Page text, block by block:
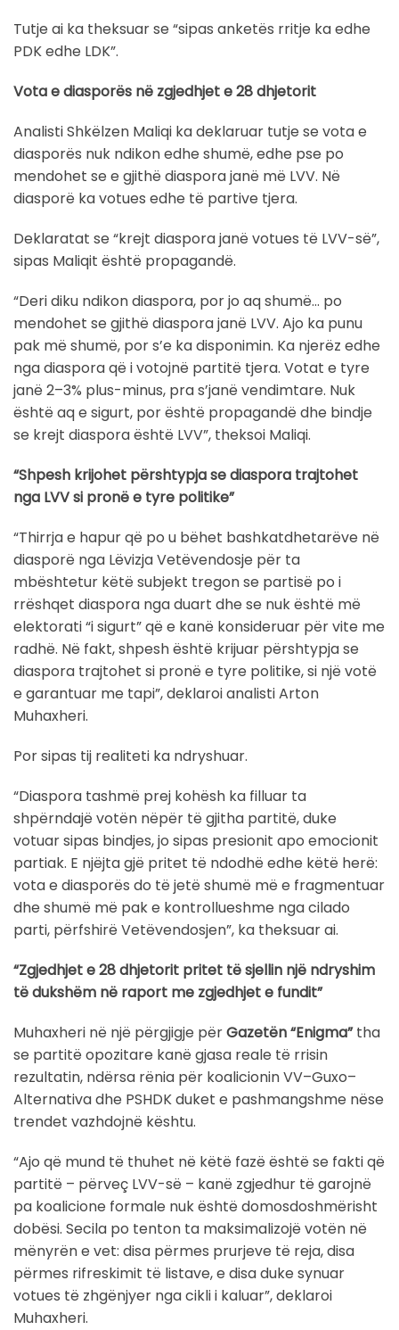
Tutje ai ka theksuar se “sipas anketës rritje ka edhe
PDK edhe LDK”.
Vota e diasporës në zgjedhjet e 28 dhjetorit
Analisti Shkëlzen Maliqi ka deklaruar tutje se vota e
diasporës nuk ndikon edhe shumë, edhe pse po
mendohet se e gjithë diaspora janë më LVV. Në
diasporë ka votues edhe të partive tjera.
Deklaratat se “krejt diaspora janë votues të LVV-së”,
sipas Maliqit është propagandë.
“Deri diku ndikon diaspora, por jo aq shumë… po
mendohet se gjithë diaspora janë LVV. Ajo ka punu
pak më shumë, por s’e ka disponimin. Ka njerëz edhe
nga diaspora që i votojnë partitë tjera. Votat e tyre
janë 2–3% plus-minus, pra s’janë vendimtare. Nuk
është aq e sigurt, por është propagandë dhe bindje
se krejt diaspora është LVV”, theksoi Maliqi.
“Shpesh krijohet përshtypja se diaspora trajtohet
nga LVV si pronë e tyre politike”
“Thirrja e hapur që po u bëhet bashkatdhetarëve në
diasporë nga Lëvizja Vetëvendosje për ta
mbështetur këtë subjekt tregon se partisë po i
rrëshqet diaspora nga duart dhe se nuk është më
elektorati “i sigurt” që e kanë konsideruar për vite me
radhë. Në fakt, shpesh është krijuar përshtypja se
diaspora trajtohet si pronë e tyre politike, si një votë
e garantuar me tapi”, deklaroi analisti Arton
Muhaxheri.
Por sipas tij realiteti ka ndryshuar.
“Diaspora tashmë prej kohësh ka filluar ta
shpërndajë votën nëpër të gjitha partitë, duke
votuar sipas bindjes, jo sipas presionit apo emocionit
partiak. E njëjta gjë pritet të ndodhë edhe këtë herë:
vota e diasporës do të jetë shumë më e fragmentuar
dhe shumë më pak e kontrollueshme nga cilado
parti, përfshirë Vetëvendosjen”, ka theksuar ai.
“Zgjedhjet e 28 dhjetorit pritet të sjellin një ndryshim
të dukshëm në raport me zgjedhjet e fundit”
Muhaxheri në një përgjigje përGazetën “Enigma”tha
se partitë opozitare kanë gjasa reale të rrisin
rezultatin, ndërsa rënia për koalicionin VV–Guxo–
Alternativa dhe PSHDK duket e pashmangshme nëse
trendet vazhdojnë kështu.
“Ajo që mund të thuhet në këtë fazë është se fakti që
partitë – përveç LVV-së – kanë zgjedhur të garojnë
pa koalicione formale nuk është domosdoshmërisht
dobësi. Secila po tenton ta maksimalizojë votën në
mënyrën e vet: disa përmes prurjeve të reja, disa
përmes rifreskimit të listave, e disa duke synuar
votues të zhgënjyer nga cikli i kaluar”, deklaroi
Muhaxheri.